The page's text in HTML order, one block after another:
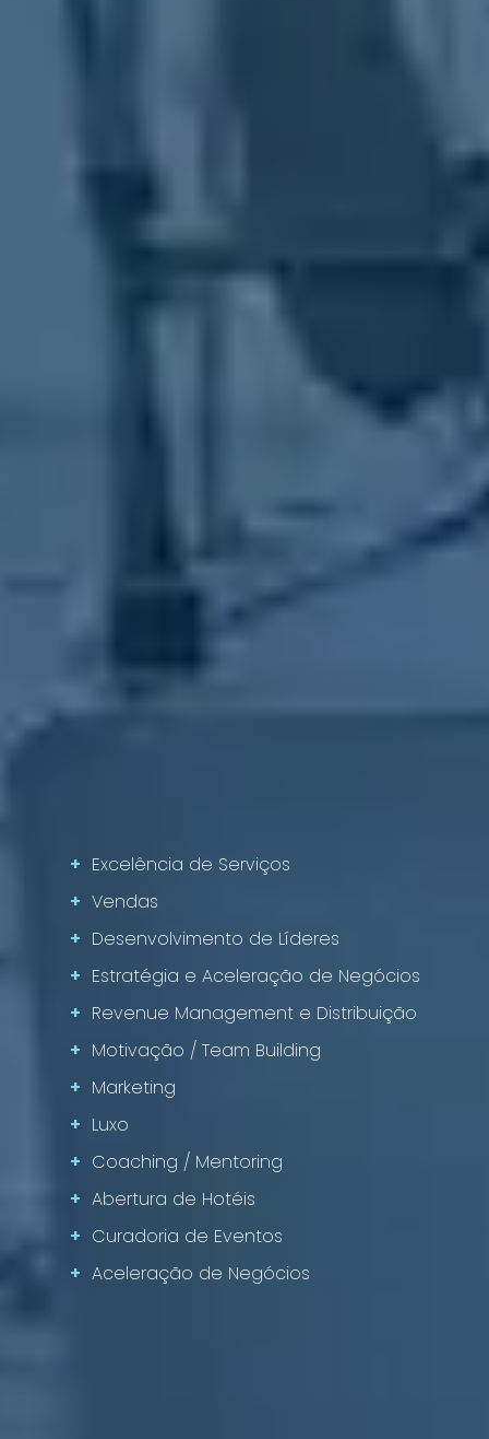
+ Excelência de Serviços
+ Vendas
+ Desenvolvimento de Líderes
+ Estratégia e Aceleração de Negócios
+ Revenue Management e Distribuição
+ Motivação / Team Building
+ Marketing
+ Luxo
+ Coaching / Mentoring
+ Abertura de Hotéis
+ Curadoria de Eventos
+ Aceleração de Negócios